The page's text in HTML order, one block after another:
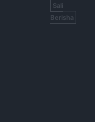
Sali
Berisha